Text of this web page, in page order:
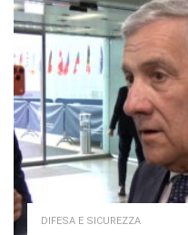
DIFESA E SICUREZZA